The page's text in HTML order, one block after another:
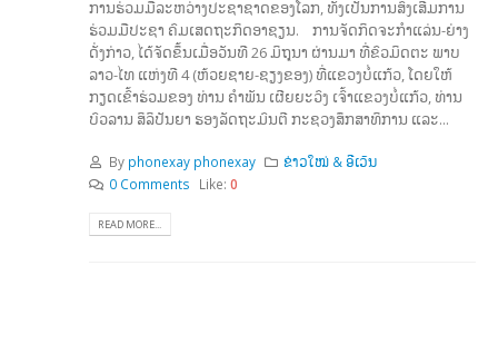
ການຮ່ວມມືລະຫວ່າງປະຊາຊາດຂອງໂລກ, ທັງເປັນການສົ່ງເສີມການ
ຮ່ວມມືປະຊາ ຄົມເສດຖະກິດອາຊຽນ. ການຈັດກິດຈະກຳແລ່ນ-ຍ່າງ
ດັ່ງກ່າວ, ໄດ້ຈັດຂຶ້ນເມື່ອວັນທີ 26 ມິຖຸນາ ຜ່ານມາ ທີ່ຂົວມິດຕະ ພາບ
ລາວ-ໄທ ແຫ່ງທີ 4 (ຫ້ວຍຊາຍ-ຊຽງຂອງ) ທີ່ແຂວງບໍ່ແກ້ວ, ໂດຍໃຫ້
ກຽດເຂົ້າຮ່ວມຂອງ ທ່ານ ຄຳພັນ ເຜີຍຍະວົງ ເຈົ້າແຂວງບໍ່ແກ້ວ, ທ່ານ
ບົວລານ ສິລິປັນຍາ ຮອງລັດຖະມົນຕີ ກະຊວງສຶກສາທິການ ແລະ...
By phonexay phonexay
ຂ່າວໃໝ່ & ອີເວັນ
0 Comments
Like: 0
READ MORE...